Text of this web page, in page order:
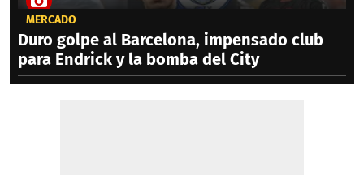
MERCADO
Duro golpe al Barcelona, impensado club
para Endrick y la bomba del City